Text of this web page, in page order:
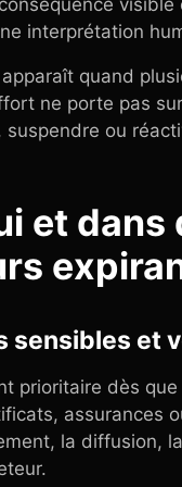
interprétation
quand
ne porte pas
suspendre ou
et
sensibles et
prioritaire dès
assurances
la diffusion,